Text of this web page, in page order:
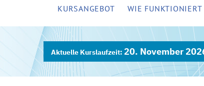
KURSANGEBOT WIE FUNKTIONIERT
20. November